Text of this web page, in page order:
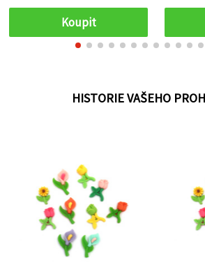
Koupit
HISTORIE VAŠEHO